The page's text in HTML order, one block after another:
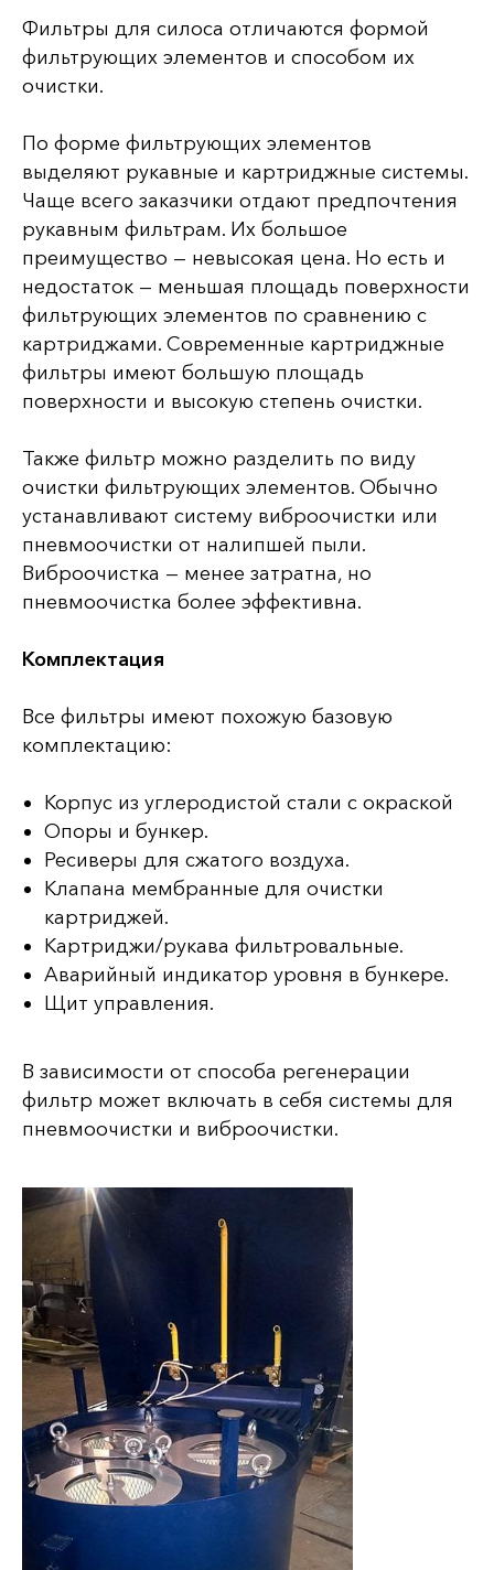
Фильтры для силоса отличаются формой
фильтрующих элементов и способом их
очистки.
По форме фильтрующих элементов
выделяют рукавные и картриджные системы.
Чаще всего заказчики отдают предпочтения
рукавным фильтрам. Их большое
преимущество — невысокая цена. Но есть и
недостаток — меньшая площадь поверхности
фильтрующих элементов по сравнению с
картриджами. Современные картриджные
фильтры имеют большую площадь
поверхности и высокую степень очистки.
Также фильтр можно разделить по виду
очистки фильтрующих элементов. Обычно
устанавливают систему виброочистки или
пневмоочистки от налипшей пыли.
Виброочистка — менее затратна, но
пневмоочистка более эффективна.
Комплектация
Все фильтры имеют похожую базовую
комплектацию:
Корпус из углеродистой стали с окраской
Опоры и бункер.
Ресиверы для сжатого воздуха.
Клапана мембранные для очистки
картриджей.
Картриджи/рукава фильтровальные.
Аварийный индикатор уровня в бункере.
Щит управления.
В зависимости от способа регенерации
фильтр может включать в себя системы для
пневмоочистки и виброочистки.